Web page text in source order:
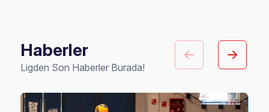
Haberler
Ligden Son Haberler Burada!